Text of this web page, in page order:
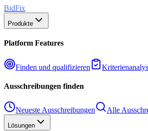
BidFix
Produkte
Platform Features
Finden und qualifizieren
Ausschreibungen finden
Neueste Ausschreibungen Alle
Lösungen